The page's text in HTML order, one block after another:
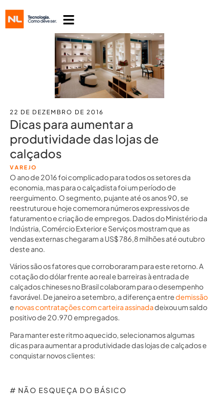
22 DE DEZEMBRO DE 2016
Dicas para aumentar a
produtividade das lojas de
calçados
VAREJO
O ano de 2016 foi complicado para todos os setores da
economia, mas para o calçadista foi um período de
reerguimento. O segmento, pujante até os anos 90, se
reestruturou e hoje comemora números expressivos de
faturamento e criação de empregos. Dados do Ministério da
Indústria, Comércio Exterior e Serviços mostram que as
vendas externas chegaram a US$ 786,8 milhões até outubro
deste ano.
Vários são os fatores que corroboraram para este retorno. A
cotação do dólar frente ao real e barreiras à entrada de
calçados chineses no Brasil colaboram para o desempenho
favorável. De janeiro a setembro, a diferença entredemissão
e novas contratações com carteira assinadadeixou um saldo
positivo de 20.970 empregados.
Para manter este ritmo aquecido, selecionamos algumas
dicas para aumentar a produtividade das lojas de calçados e
conquistar novos clientes:
# NÃO ESQUEÇA DO BÁSICO